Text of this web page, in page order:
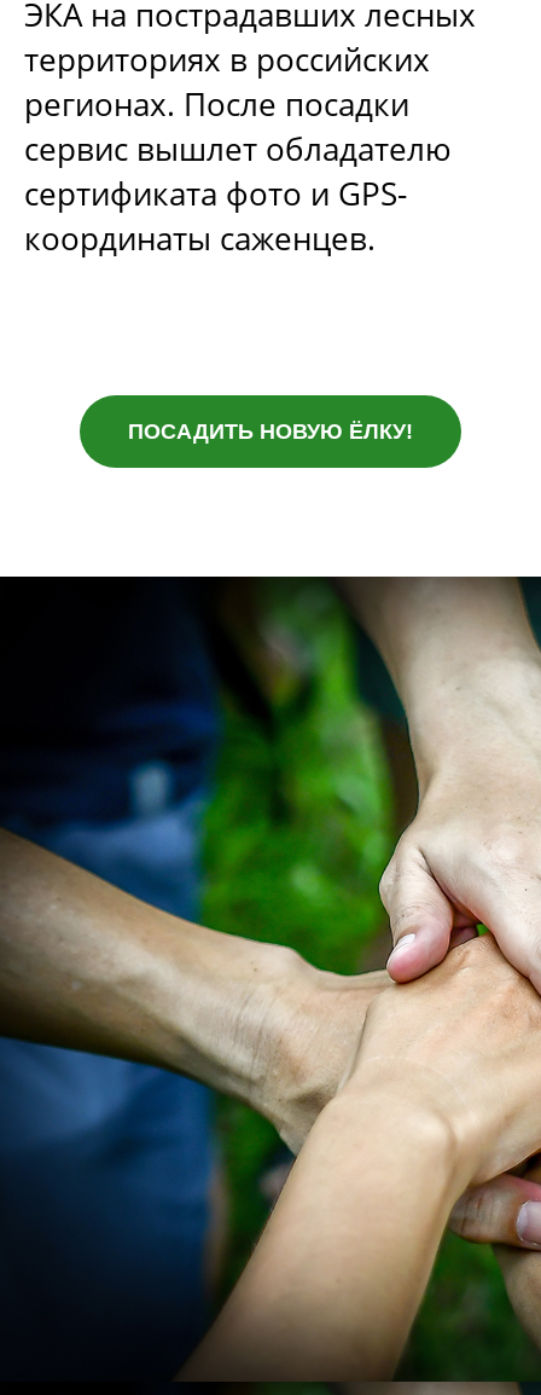
ЭКА на пострадавших лесных
территориях в российских
регионах. После посадки
сервис вышлет обладателю
сертификата фото и GPS-
координаты саженцев.
ПОСАДИТЬ НОВУЮ ЁЛКУ!